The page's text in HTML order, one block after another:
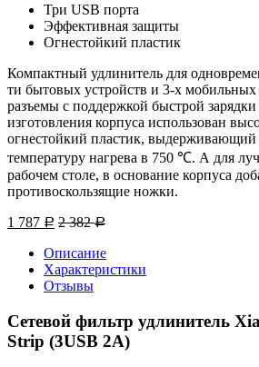
Три USB порта
Эффективная защиты
Огнестойкий пластик
Компактный удлинитель для
ти бытовых устройств и 3-х мобильных
разъемы с поддержкой быстрой
изготовления корпуса использован
огнестойкий пластик,
температуру нагрева в 750 ℃. А для
рабочем столе, в основание корпуса
противоскользящие ножки.
1 787 Р 2 382Р
Описание
Характеристики
Отзывы
Сетевой фильтр удлинитель
Strip (3USB 2A)